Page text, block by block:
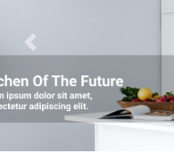
Previous